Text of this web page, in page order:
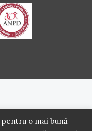
confidenţialitate
o mai bună